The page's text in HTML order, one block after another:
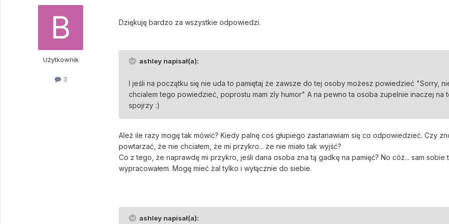
Użytkownik
3
Dziękuję bardzo za wszystkie odpowiedzi.
ashley napisał(a):
I jeśli na początku się nie uda to pamiętaj że zawsze do tej osoby możesz powiedzieć "Sorry,
chcialem tego powiedzieć, poprostu mam zly humor" A na pewno ta osoba zupelnie inaczej na
spojrzy :)
Ależ ile razy mogę tak mówić? Kiedy palnę coś głupiego zastanawiam się co odpowiedzieć. Czy
powtarzać, że nie chciałem, że mi przykro... że nie miało tak wyjść?
Co z tego, że naprawdę mi przykro, jeśli dana osoba zna tą gadkę na pamięć? No cóż... sam sobie
wypracowałem. Mogę mieć żal tylko i wyłącznie do siebie.
ashley napisał(a):